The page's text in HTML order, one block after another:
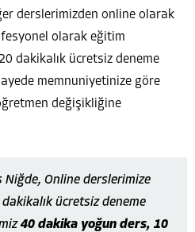
derslerimizden online olarak
olarak eğitim
dakikalık ücretsiz deneme
memnuniyetinize göre
değişikliğine
Niğde, Online derslerimize
ücretsiz deneme
40 dakika yoğun ders, 10